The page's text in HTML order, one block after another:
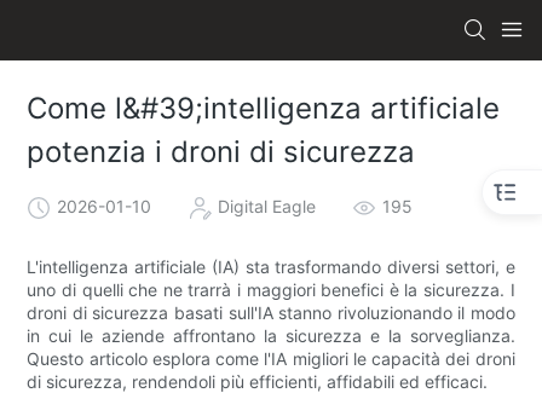
Come l&#39;intelligenza artificiale
potenzia i droni di sicurezza
2026-01-10 Digital Eagle 195
L'intelligenza artificiale (IA) sta trasformando diversi settori, e
uno di quelli che ne trarrà i maggiori benefici è la sicurezza. I
droni di sicurezza basati sull'IA stanno rivoluzionando il modo
in cui le aziende affrontano la sicurezza e la sorveglianza.
Questo articolo esplora come l'IA migliori le capacità dei droni
di sicurezza, rendendoli più efficienti, affidabili ed efficaci.